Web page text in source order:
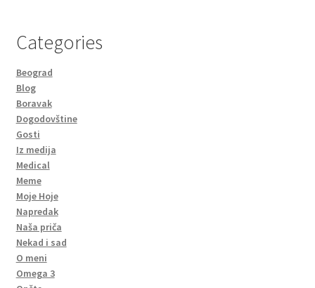
Categories
Beograd
Blog
Boravak
Dogodovštine
Gosti
Iz medija
Medical
Meme
Moje Hoje
Napredak
Naša priča
Nekad i sad
O meni
Omega 3